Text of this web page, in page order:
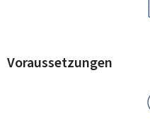
Voraussetzungen